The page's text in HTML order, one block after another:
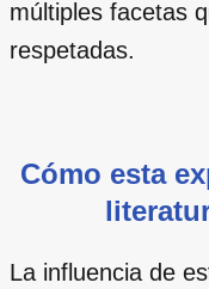
múltiples facetas
respetadas.
Cómo esta
La influencia de